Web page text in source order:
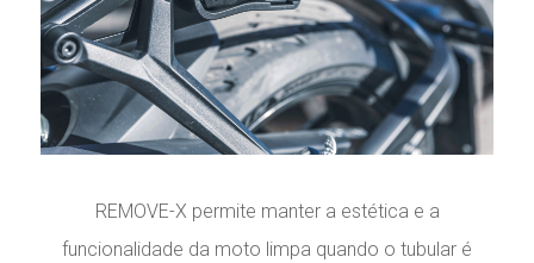
REMOVE-X permite manter a estética e a
funcionalidade da moto limpa quando o tubular é